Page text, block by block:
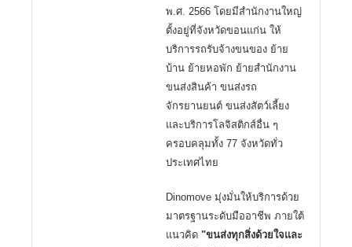
พ.ศ. 2566 โดยมีสำนักงานใหญ่
ตั้งอยู่ที่จังหวัดขอนแก่น ให้
บริการรถรับจ้างขนของ ย้าย
บ้าน ย้ายหอพัก ย้ายสำนักงาน
ขนส่งสินค้า ขนส่งรถ
จักรยานยนต์ ขนส่งสัตว์เลี้ยง
และบริการโลจิสติกส์อื่น ๆ
ครอบคลุมทั้ง 77 จังหวัดทั่ว
ประเทศไทย
Dinomove มุ่งมั่นให้บริการด้วย
มาตรฐานระดับมืออาชีพ ภายใต้
แนวคิด "ขนส่งทุกสิ่งด้วยใจและ